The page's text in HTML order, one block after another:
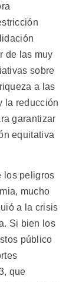
de las muy
sobre
a las
la reducción
garantizar
equitativa
los peligros
mucho
a la crisis
Si bien los
público
que